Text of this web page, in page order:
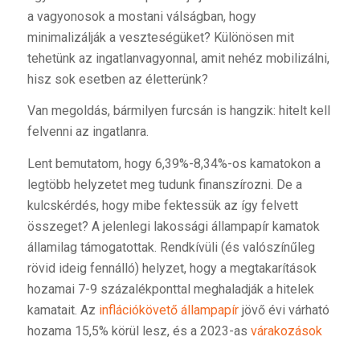
a vagyonosok a mostani válságban, hogy
minimalizálják a veszteségüket? Különösen mit
tehetünk az ingatlanvagyonnal, amit nehéz mobilizálni,
hisz sok esetben az életterünk?
Van megoldás, bármilyen furcsán is hangzik: hitelt kell
felvenni az ingatlanra.
Lent bemutatom, hogy 6,39%-8,34%-os kamatokon a
legtöbb helyzetet meg tudunk finanszírozni. De a
kulcskérdés, hogy mibe fektessük az így felvett
összeget? A jelenlegi lakossági állampapír kamatok
államilag támogatottak. Rendkívüli (és valószínűleg
rövid ideig fennálló) helyzet, hogy a megtakarítások
hozamai 7-9 százalékponttal meghaladják a hitelek
kamatait. Az inflációkövető állampapírjövő évi várható
hozama 15,5% körül lesz, és a 2023-as várakozások